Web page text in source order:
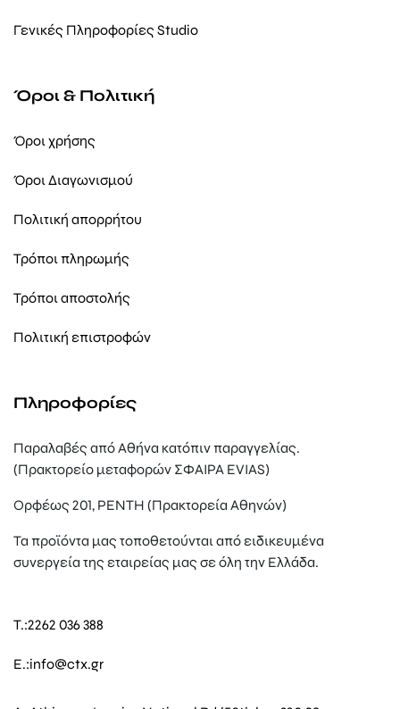
Γενικές Πληροφορίες Studio
Όροι & Πολιτική
Όροι χρήσης
Όροι Διαγωνισμού
Πολιτική απορρήτου
Τρόποι πληρωμής
Τρόποι αποστολής
Πολιτική επιστροφών
Πληροφορίες
Παραλαβές από Αθήνα κατόπιν παραγγελίας.
(Πρακτορείο μεταφορών ΣΦΑΙΡΑ EVIAS)
Ορφέως 201, ΡΕΝΤΗ (Πρακτορεία Αθηνών)
Τα προϊόντα μας τοποθετούνται από ειδικευμένα
συνεργεία της εταιρείας μας σε όλη την Ελλάδα.
T.:2262 036 388
E.:info@ctx.gr